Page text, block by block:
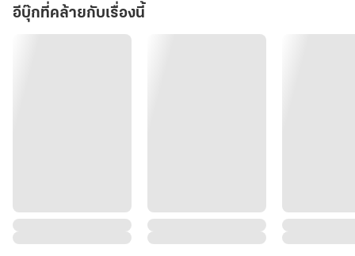
อีบุ๊กที่คล้ายกับเรื่องนี้